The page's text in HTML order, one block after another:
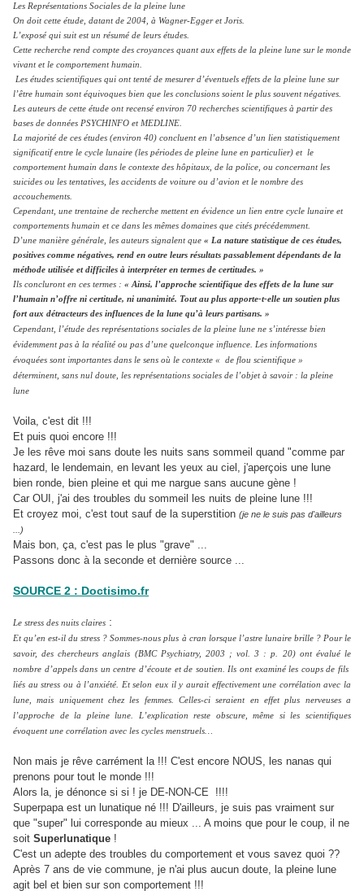
Les Représentations Sociales de la pleine lune
On doit cette étude, datant de 2004, à Wagner-Egger et Joris.
L’exposé qui suit est un résumé de leurs études.
Cette recherche rend compte des croyances quant aux effets de la pleine lune sur le monde
vivant et le comportement humain.
Les études scientifiques qui ont tenté de mesurer d’éventuels effets de la pleine lune sur
l’être humain sont équivoques bien que les conclusions soient le plus souvent négatives.
Les auteurs de cette étude ont recensé environ 70 recherches scientifiques à partir des
bases de données PSYCHINFO et MEDLINE.
La majorité de ces études (environ 40) concluent en l’absence d’un lien statistiquement
significatif entre le cycle lunaire (les périodes de pleine lune en particulier) et le
comportement humain dans le contexte des hôpitaux, de la police, ou concernant les
suicides ou les tentatives, les accidents de voiture ou d’avion et le nombre des
accouchements.
Cependant, une trentaine de recherche mettent en évidence un lien entre cycle lunaire et
comportements humain et ce dans les mêmes domaines que cités précédemment.
D’une manière générale, les auteurs signalent que « La nature statistique de ces études,
positives comme négatives, rend en outre leurs résultats passablement dépendants de la
méthode utilisée et difficiles à interpréter en termes de certitudes. »
Ils concluront en ces termes : « Ainsi, l’approche scientifique des effets de la lune sur
l’humain n’offre ni certitude, ni unanimité. Tout au plus apporte-t-elle un soutien plus
fort aux détracteurs des influences de la lune qu’à leurs partisans. »
Cependant, l’étude des représentations sociales de la pleine lune ne s’intéresse bien
évidemment pas à la réalité ou pas d’une quelconque influence. Les informations
évoquées sont importantes dans le sens où le contexte « de flou scientifique »
déterminent, sans nul doute, les représentations sociales de l’objet à savoir : la pleine
lune
Voila, c'est dit !!!
Et puis quoi encore !!!
Je les rêve moi sans doute les nuits sans sommeil quand "comme par
hazard, le lendemain, en levant les yeux au ciel, j'aperçois une lune
bien ronde, bien pleine et qui me nargue sans aucune gène !
Car OUI, j'ai des troubles du sommeil les nuits de pleine lune !!!
Et croyez moi, c'est tout sauf de la superstition (je ne le suis pas d'ailleurs
...)
Mais bon, ça, c'est pas le plus "grave" ...
Passons donc à la seconde et dernière source ...
SOURCE 2 : Doctisimo.fr
Le stress des nuits claires :
Et qu’en est-il du stress ? Sommes-nous plus à cran lorsque l’astre lunaire brille ? Pour le
savoir, des chercheurs anglais (BMC Psychiatry, 2003 ; vol. 3 : p. 20) ont évalué le
nombre d’appels dans un centre d’écoute et de soutien. Ils ont examiné les coups de fils
liés au stress ou à l’anxiété. Et selon eux il y aurait effectivement une corrélation avec la
lune, mais uniquement chez les femmes. Celles-ci seraient en effet plus nerveuses a
l’approche de la pleine lune. L’explication reste obscure, même si les scientifiques
évoquent une corrélation avec les cycles menstruels…
Non mais je rêve carrément la !!! C'est encore NOUS, les nanas qui
prenons pour tout le monde !!!
Alors la, je dénonce si si ! je DE-NON-CE !!!!
Superpapa est un lunatique né !!! D'ailleurs, je suis pas vraiment sur
que "super" lui corresponde au mieux ... A moins que pour le coup, il ne
soit Superlunatique !
C'est un adepte des troubles du comportement et vous savez quoi ??
Après 7 ans de vie commune, je n'ai plus aucun doute, la pleine lune
agit bel et bien sur son comportement !!!